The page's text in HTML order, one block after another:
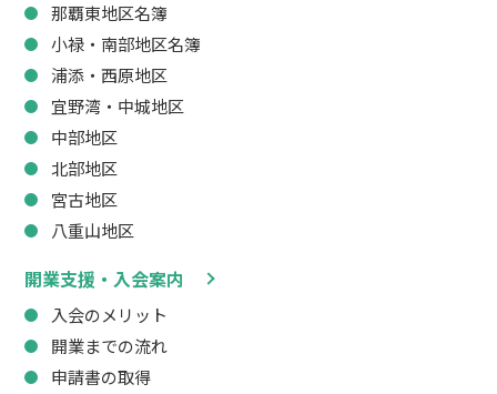
那覇東地区名簿
小禄・南部地区名簿
浦添・西原地区
宜野湾・中城地区
中部地区
北部地区
宮古地区
八重山地区
開業支援・入会案内
入会のメリット
開業までの流れ
申請書の取得